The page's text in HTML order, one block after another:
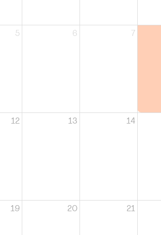
5 6 7
12 13 14
19 20 21